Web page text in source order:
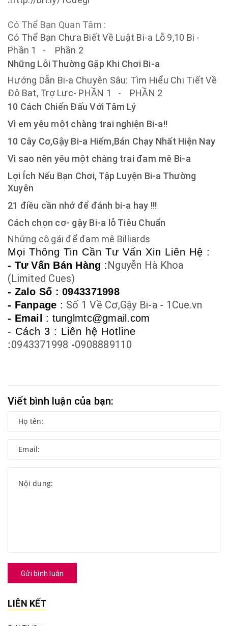
Có Thể Bạn Quan Tâm :
Có Thể Bạn Chưa Biết Về Luật Bi-a Lỗ 9,10 Bi -
Phần 1
- Phần 2
Những Lỗi Thường Gặp Khi Chơi Bi-a
Hướng Dẫn Bi-a Chuyên Sâu: Tìm Hiểu Chi Tiết Về
Độ Bạt, Trợ Lực- PHẦN 1
- PHẦN 2
10 Cách Chiến Đấu Với Tâm Lý
Vì em yêu một chàng trai nghiện Bi-a!!
10 Cây Cơ,Gậy Bi-a Hiếm,Bán Chạy Nhất Hiện Nay
Vì sao nên yêu một chàng trai đam mê Bi-a
Lợi Ích Nếu Bạn Chơi, Tập Luyện Bi-a Thường
Xuyên
21 điều cần nhớ để đánh bi-a hay !!!
Cách chọn cơ- gậy Bi-a lỗ Tiêu Chuẩn
Những cô gái để đam mê Billiards
Mọi Thông Tin Cần Tư Vấn Xin Liên Hệ :
- Tư Vấn Bán Hàng :Nguyễn Hà Khoa
(Limited Cues)
- Zalo Số :0943371998
- Fanpage : Số 1 Về Cơ,Gậy Bi-a - 1Cue.vn
- Email
: tunglmtc@gmail.com
- Cách 3 : Liên hệ Hotline
:0943371998 -0908889110
Viết bình luận của bạn:
Gửi bình luận
LIÊN KẾT